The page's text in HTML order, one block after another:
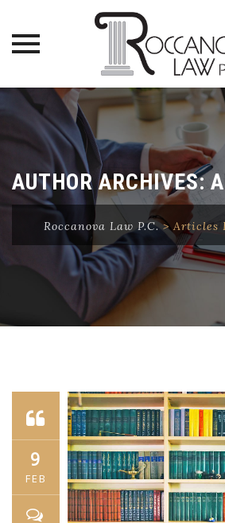
Skip
to
content
AUTHOR ARCHIVES:
Roccanova Law P.C.>Articles
9
FEB